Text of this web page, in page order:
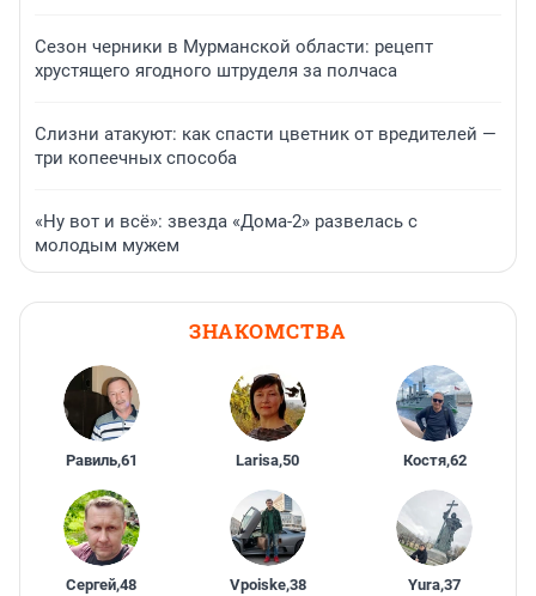
Сезон черники в Мурманской области: рецепт
хрустящего ягодного штруделя за полчаса
Слизни атакуют: как спасти цветник от вредителей —
три копеечных способа
«Ну вот и всё»: звезда «Дома-2» развелась с
молодым мужем
ЗНАКОМСТВА
Равиль,61 Larisa,50 Костя,62
Сергей,48 Vpoiske,38 Yura,37